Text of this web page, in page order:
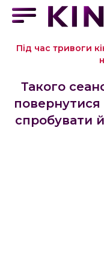
Під час тривоги
Такого
повернутися
спробувати